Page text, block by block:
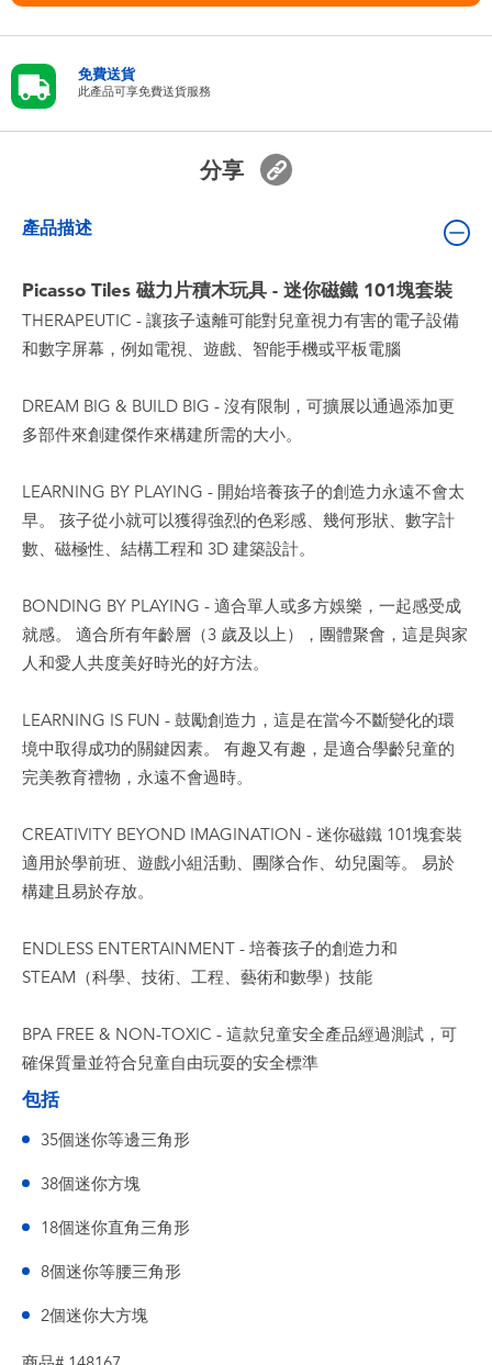
人氣角色
免費送貨
此產品可享免費送貨服務
分享
產品描述
Picasso Tiles 磁力片積木玩具 - 迷你磁鐵 101塊套裝
THERAPEUTIC - 讓孩子遠離可能對兒童視力有害的電子設備
和數字屏幕，例如電視、遊戲、智能手機或平板電腦
DREAM BIG & BUILD BIG - 沒有限制，可擴展以通過添加更
多部件來創建傑作來構建所需的大小。
LEARNING BY PLAYING - 開始培養孩子的創造力永遠不會太
早。 孩子從小就可以獲得強烈的色彩感、幾何形狀、數字計
數、磁極性、結構工程和 3D 建築設計。
BONDING BY PLAYING - 適合單人或多方娛樂，一起感受成
就感。 適合所有年齡層（3 歲及以上），團體聚會，這是與家
人和愛人共度美好時光的好方法。
LEARNING IS FUN - 鼓勵創造力，這是在當今不斷變化的環
境中取得成功的關鍵因素。 有趣又有趣，是適合學齡兒童的
完美教育禮物，永遠不會過時。
CREATIVITY BEYOND IMAGINATION - 迷你磁鐵 101塊套裝
適用於學前班、遊戲小組活動、團隊合作、幼兒園等。 易於
構建且易於存放。
ENDLESS ENTERTAINMENT - 培養孩子的創造力和
STEAM（科學、技術、工程、藝術和數學）技能
BPA FREE & NON-TOXIC - 這款兒童安全產品經過測試，可
確保質量並符合兒童自由玩耍的安全標準
包括
35個迷你等邊三角形
38個迷你方塊
18個迷你直角三角形
8個迷你等腰三角形
2個迷你大方塊